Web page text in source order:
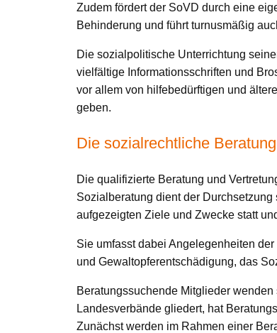
Zudem fördert der SoVD durch eine
Behinderung und führt turnusmäßig
Die sozialpolitische Unterrichtung
vielfältige Informationsschriften und
vor allem von hilfebedürftigen und
geben.
Die sozialrechtliche
Die qualifizierte Beratung und
Sozialberatung dient der
aufgezeigten Ziele und Zwecke statt
Sie umfasst dabei Angelegenheiten
und Gewaltopferentschädigung, das
Beratungssuchende Mitglieder
Landesverbände gliedert, hat
Zunächst werden im Rahmen einer